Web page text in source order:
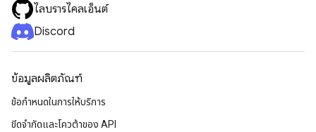
ไลบรารีไคลเอ็นต์
Discord
ข้อมูลผลิตภัณฑ์
ข้อกำหนดในการให้บริการ
ขีดจํากัดและโควต้าของ API